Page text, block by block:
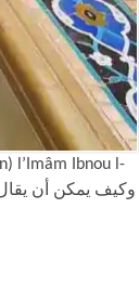
l’Imâm Ibnou l-